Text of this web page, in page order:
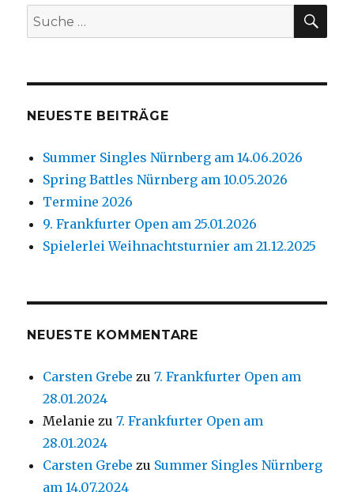
Suche
nach:
NEUESTE BEITRÄGE
Summer Singles Nürnberg am 14.06.2026
Spring Battles Nürnberg am 10.05.2026
Termine 2026
9. Frankfurter Open am 25.01.2026
Spielerlei Weihnachtsturnier am 21.12.2025
NEUESTE KOMMENTARE
Carsten Grebe zu7. Frankfurter Open am
28.01.2024
Melanie zu7. Frankfurter Open am
28.01.2024
Carsten Grebe zu Summer Singles Nürnberg
am 14.07.2024